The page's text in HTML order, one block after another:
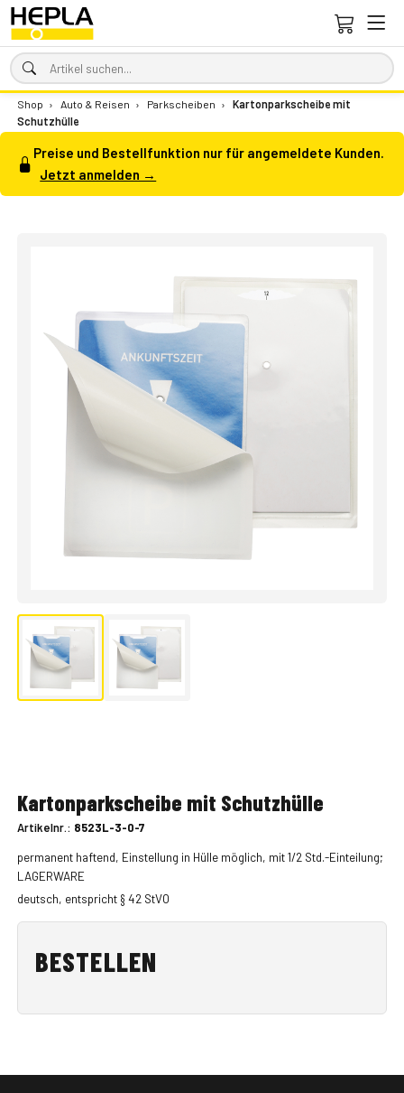
Shop › Auto & Reisen › Parkscheiben ›
Kartonparkscheibe mit
Schutzhülle
Preise und Bestellfunktion nur für angemeldete Kunden.
Jetzt anmelden →
Kartonparkscheibe mit Schutzhülle
Artikelnr.: 8523L-3-0-7
permanent haftend, Einstellung in Hülle möglich, mit 1/2 Std.-Einteilung;
LAGERWARE
deutsch, entspricht § 42 StVO
BESTELLEN